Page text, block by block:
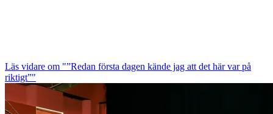
Läs vidare om "”Redan första dagen kände jag att det här var på
riktigt”"